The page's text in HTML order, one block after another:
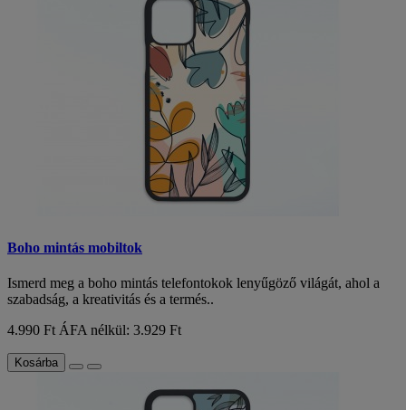
Boho mintás mobiltok
Ismerd meg a boho mintás telefontokok lenyűgöző világát, ahol a
szabadság, a kreativitás és a termés..
4.990 Ft ÁFA nélkül: 3.929 Ft
Kosárba